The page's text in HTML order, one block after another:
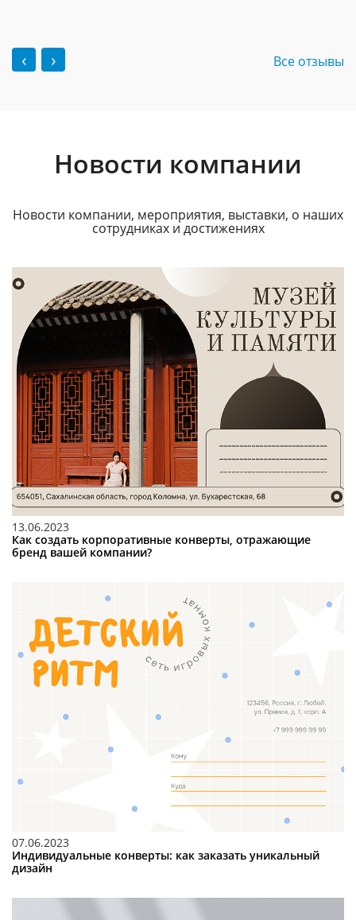
‹ › Все отзывы
Новости компании
Новости компании, мероприятия, выставки, о наших
сотрудниках и достижениях
13.06.2023
Как создать корпоративные конверты, отражающие
бренд вашей компании?
07.06.2023
Индивидуальные конверты: как заказать уникальный
дизайн